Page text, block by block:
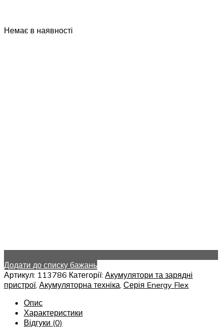
Немає в наявності
Додати до списку бажань
Артикул: 113786 Категорії: Акумулятори та зарядні
пристрої, Акумуляторна техніка Серія Energy Flex
Опис
Характеристики
Відгуки (0)